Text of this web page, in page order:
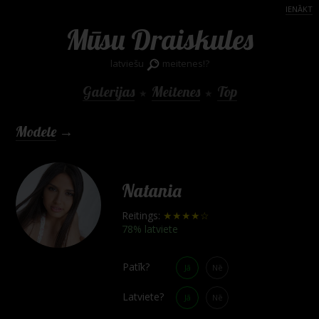
Mūsu Draiskules
latviešu meitenes!?
Galerijas★ Meitenes★ Top
IENĀKT
Modele →
Natania
Reitings: ★★★★☆
78% latviete
Patīk? Jā Nē
Latviete? Jā Nē